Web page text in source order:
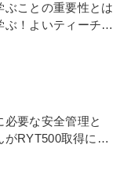
ぶことの重要性とは
ぶ！よいティーチャ
必要な安全管理と
がRYT500取得に挑